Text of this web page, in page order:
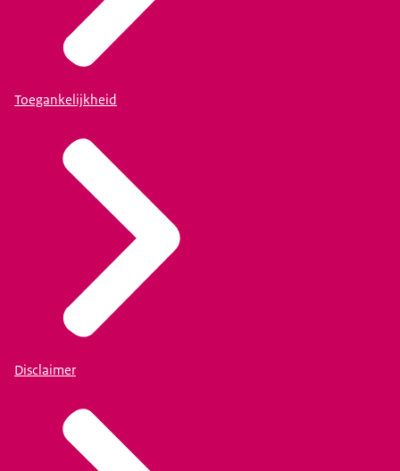
Toegankelijkheid
Disclaimer